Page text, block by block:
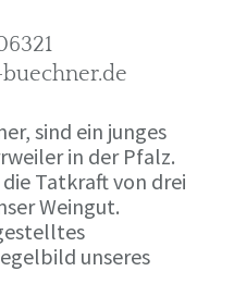
buechner.de
sind ein junges
in der Pfalz.
Tatkraft von drei
Weingut.
unseres